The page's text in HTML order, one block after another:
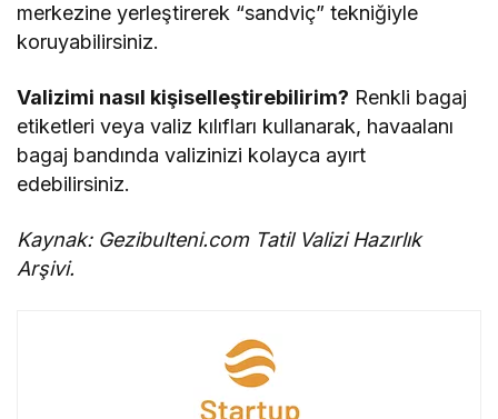
merkezine yerleştirerek “sandviç” tekniğiyle
koruyabilirsiniz.
Valizimi nasıl kişiselleştirebilirim? Renkli bagaj
etiketleri veya valiz kılıfları kullanarak, havaalanı
bagaj bandında valizinizi kolayca ayırt
edebilirsiniz.
Kaynak: Gezibulteni.com Tatil Valizi Hazırlık
Arşivi.